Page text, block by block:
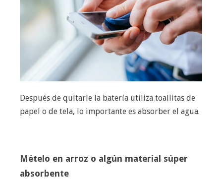
Después de quitarle la batería utiliza toallitas de
papel o de tela, lo importante es absorber el agua.
Mételo en arroz o algún material súper
absorbente